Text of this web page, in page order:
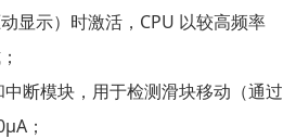
显示）时激活，CPU 以较高频率
断模块，用于检测滑块移动（通过
；